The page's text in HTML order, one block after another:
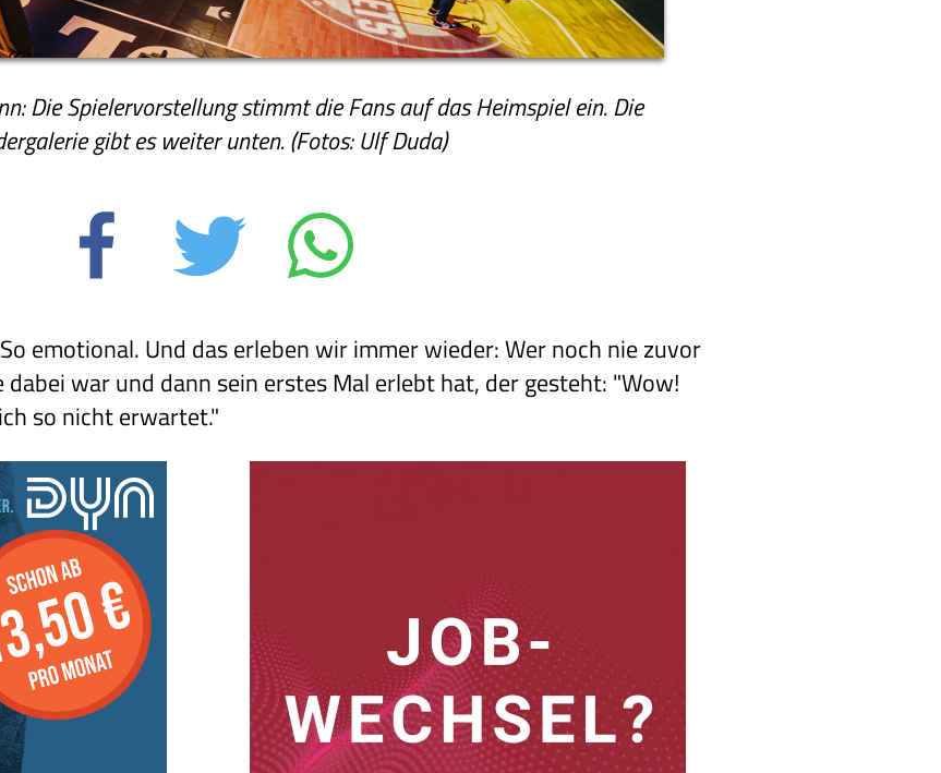
Die Spielervorstellung stimmt die Fans auf das Heimspiel ein. Die
gibt es weiter unten. (Fotos: Ulf Duda)
emotional. Und das erleben wir immer wieder: Wer noch nie zuvor
war und dann sein erstes Mal erlebt hat, der gesteht: "Wow!
so nicht erwartet."